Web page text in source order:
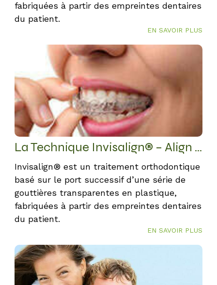
fabriquées à partir des empreintes dentaires
du patient.
EN SAVOIR PLUS
La Technique Invisalign® – Align Technology
Invisalign® est un traitement orthodontique
basé sur le port successif d’une série de
gouttières transparentes en plastique,
fabriquées à partir des empreintes dentaires
du patient.
EN SAVOIR PLUS